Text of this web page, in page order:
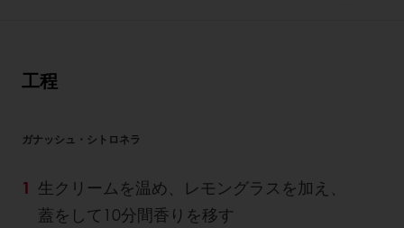
工程
ガナッシュ・シトロネラ
生クリームを温め、レモングラスを加え、
蓋をして10分間香りを移す